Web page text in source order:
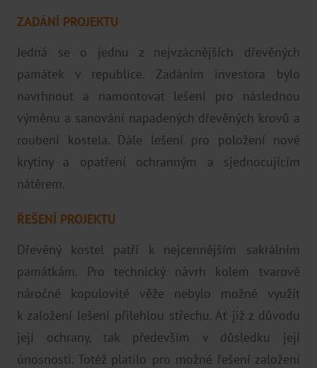
ZADÁNÍ PROJEKTU
Jedná se o jednu z nejvzácnějších dřevěných
památek v republice. Zadáním investora bylo
navrhnout a namontovat lešení pro následnou
výměnu a sanování napadených dřevěných krovů a
roubení kostela. Dále lešení pro položení nové
krytiny a opatření ochranným a sjednocujícím
nátěrem.
ŘEŠENÍ PROJEKTU
Dřevěný kostel patří k nejcennějším sakrálním
památkám. Pro technický návrh kolem tvarově
náročné kopulovité věže nebylo možné využít
k založení lešení přilehlou střechu. Ať již z důvodu
její ochrany, tak především v důsledku její
únosnosti. Totéž platilo pro možné řešení založení